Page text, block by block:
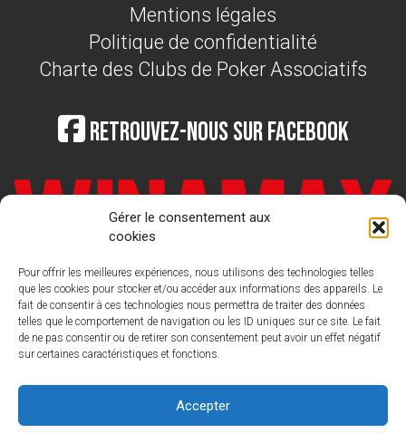
Gérer le consentement aux
cookies
Pour offrir les meilleures expériences, nous utilisons des technologies telles
que les cookies pour stocker et/ou accéder aux informations des appareils. Le
fait de consentir à ces technologies nous permettra de traiter des données
telles que le comportement de navigation ou les ID uniques sur ce site. Le fait
de ne pas consentir ou de retirer son consentement peut avoir un effet négatif
sur certaines caractéristiques et fonctions.
Accepter
Mentions légales
Politique de confidentialité
Charte des Clubs de Poker Associatifs
Retrouvez-nous sur Facebook
contacter : contact@laliguedepoker.org